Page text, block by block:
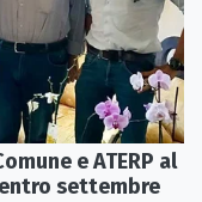
e ATERP al
settembre